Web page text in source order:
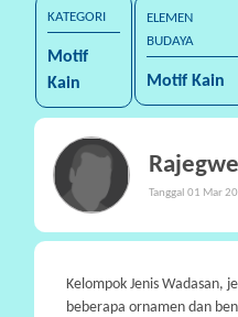
o
t
s
i
T
I
KATEGORI
Motif
Kain
ELEMEN
BUDAYA
Motif Kain
Tanggal 01 Mar
Kelompok Jenis Wadasan,
beberapa ornamen dan